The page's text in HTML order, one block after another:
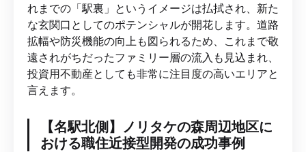
れまでの「駅裏」というイメージは払拭され、新た
な玄関口としてのポテンシャルが開花します。道路
拡幅や防災機能の向上も図られるため、これまで敬
遠されがちだったファミリー層の流入も見込まれ、
投資用不動産としても非常に注目度の高いエリアと
言えます。
【名駅北側】ノリタケの森周辺地区に
おける職住近接型開発の成功事例